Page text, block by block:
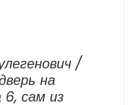
/
на
сам из